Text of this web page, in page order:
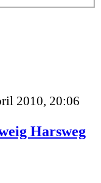
2010, 20:06
Harsweg